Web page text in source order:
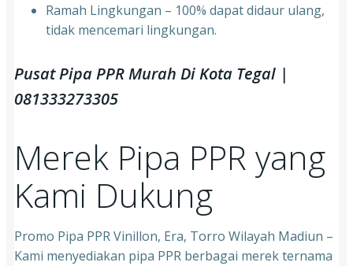
⁠Ramah Lingkungan – 100% dapat didaur ulang,
tidak mencemari lingkungan.
Pusat Pipa PPR Murah Di Kota Tegal |
081333273305
Merek Pipa PPR yang
Kami Dukung
Promo Pipa PPR Vinillon, Era, Torro Wilayah Madiun –
Kami menyediakan pipa PPR berbagai merek ternama